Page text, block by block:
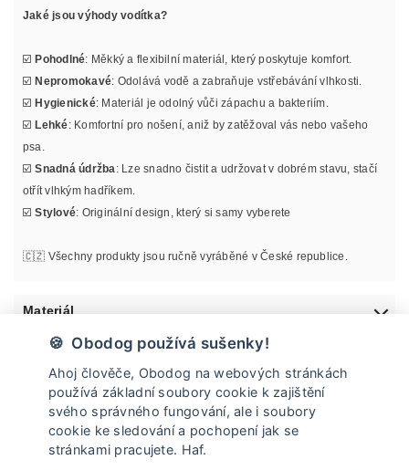
Jaké jsou výhody vodítka?
☑️Pohodlné: Měkký a flexibilní materiál, který poskytuje komfort.
☑️Nepromokavé: Odolává vodě a zabraňuje vstřebávání vlhkosti.
☑️Hygienické: Materiál je odolný vůči zápachu a bakteriím.
☑️Lehké: Komfortní pro nošení, aniž by zatěžoval vás nebo vašeho
psa.
☑️Snadná údržba : Lze snadno čistit a udržovat v dobrém stavu, stačí
otřít vlhkým hadříkem.
☑️Stylové: Originální design, který si samy vyberete
🇨🇿 Všechny produkty jsou ručně vyráběné v České republice.
Materiál
Údržba
Doprava a vrácení
🍪 Obodog používá sušenky!
Ahoj člověče, Obodog na webových stránkách
používá základní soubory cookie k zajištění
svého správného fungování, ale i soubory
cookie ke sledování a pochopení jak se
stránkami pracujete. Haf.